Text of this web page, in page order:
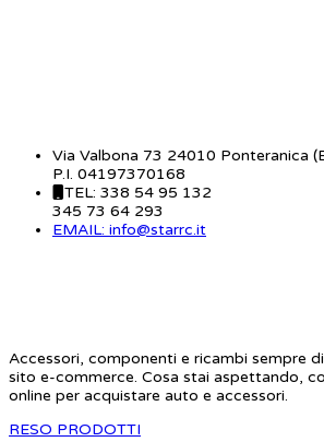
Via Valbona 73 24010 Ponteranica
P.I. 04197370168
TEL: 338 54 95 132
345 73 64 293
EMAIL: info@starrc.it
Accessori, componenti e ricambi sempre
sito e-commerce. Cosa stai aspettando,
online per acquistare auto e accessori.
RESO PRODOTTI